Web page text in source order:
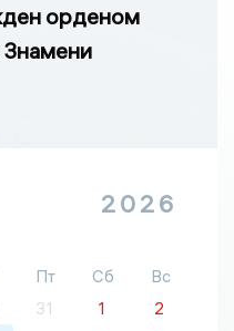
орденом
Знамени
2026
Пт Сб
Вс
31 1
2